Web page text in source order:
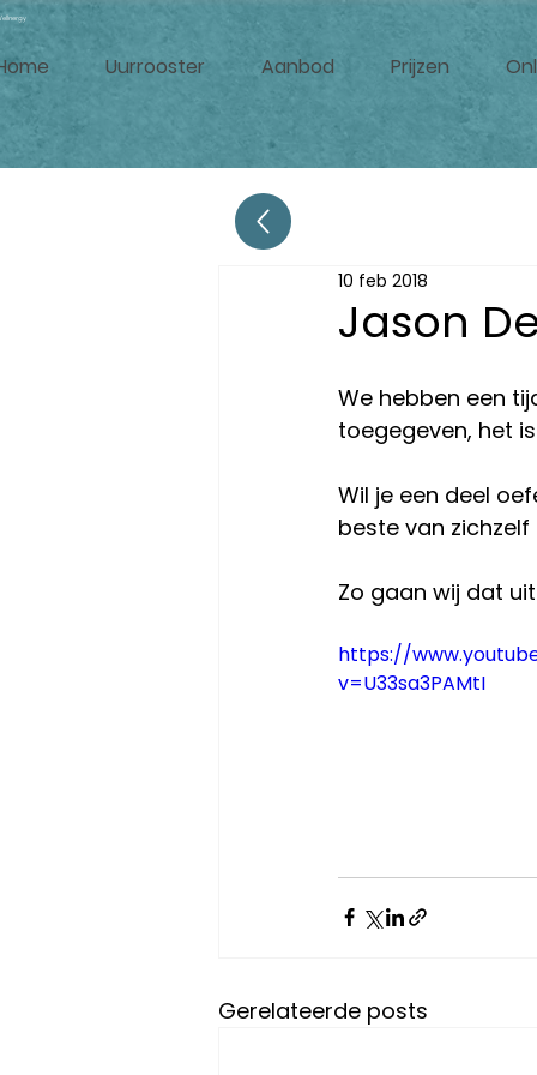
Uurrooster Aanbod Prijzen
Jason
10 feb 2018
We hebben een
toegegeven, het
Wil je een deel
beste van
Zo gaan wij dat
https://
v=U33sa3PAMtI
Gerelateerde posts